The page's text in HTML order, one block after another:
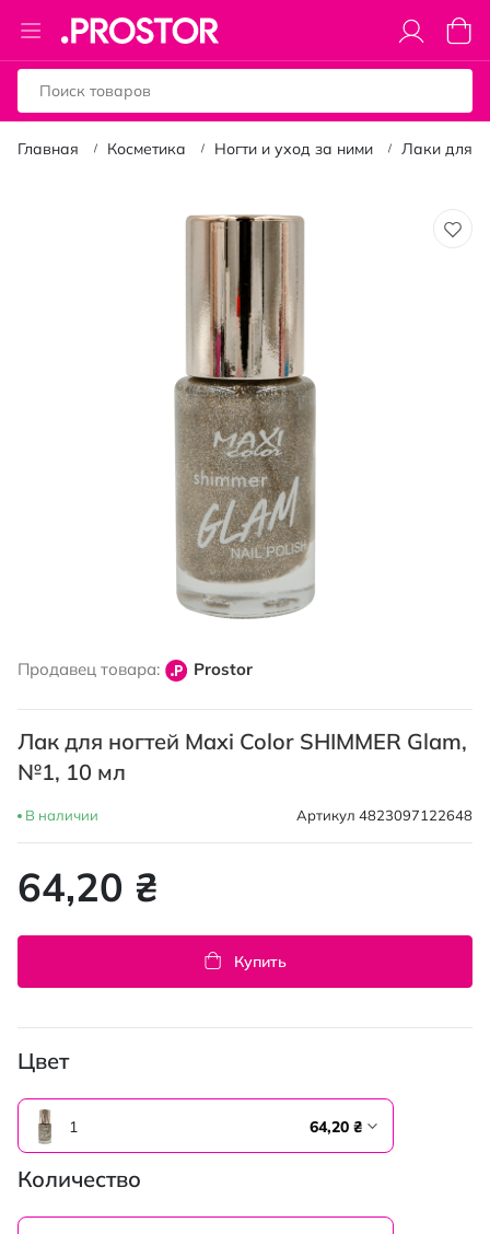
Toggle
Nav
Моя
Главная Косметика Ногти и уход за ними Лаки для
началу
изображений
Продавец товара: Prostor
Лак для ногтей Maxi Color SHIMMER Glam,
№1, 10 мл
В наличии Артикул 4823097122648
64,20 ₴
Купить
Цвет
1 64,20 ₴
Количество